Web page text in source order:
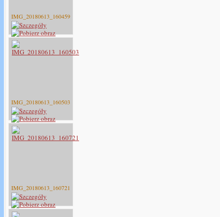
IMG_20180613_160459
IMG_20180613_160503
IMG_20180613_160721